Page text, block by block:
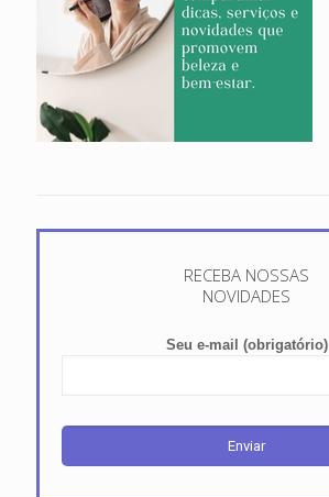
RECEBA NOSSAS
NOVIDADES
Seu e-mail (obrigatório)